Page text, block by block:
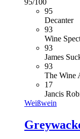
95/100
95
Decanter
93
Wine
93
James
93
The Wine
17
Jancis
Weißwein